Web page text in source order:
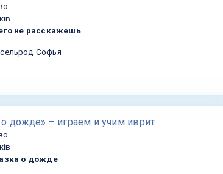
не расскажешь
Софья
о дожде» – играем и учим иврит
о дожде